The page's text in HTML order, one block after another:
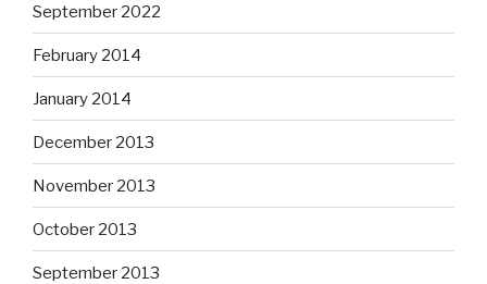
September 2022
February 2014
January 2014
December 2013
November 2013
October 2013
September 2013